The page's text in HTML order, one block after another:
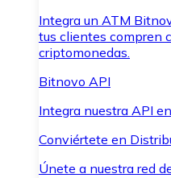
Integra un ATM
tus clientes compren
criptomonedas.
Bitnovo API
Integra nuestra API
Conviértete en
Únete a nuestra red